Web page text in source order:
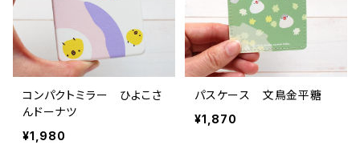
コンパクトミラー ひよこさ
んドーナツ
¥1,980
パスケース 文鳥金平糖
¥1,870